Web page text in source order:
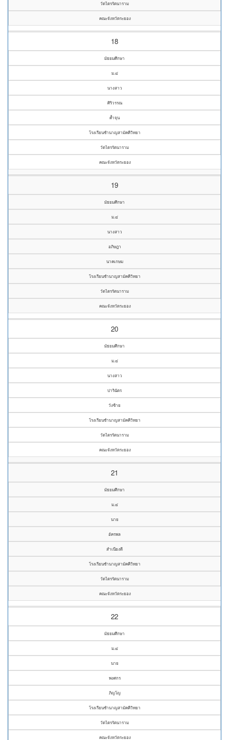
วัดไตรรัตนาราม
คณะจังหวัดระยอง
18
มัธยมศึกษา
ม.๔
นางสาว
ศิริวรรณ
ค้ำจุน
โรงเรียนชำนาญสามัคคีวิทยา
วัดไตรรัตนาราม
คณะจังหวัดระยอง
19
มัธยมศึกษา
ม.๔
นางสาว
อภิษฎา
นาคเกษม
โรงเรียนชำนาญสามัคคีวิทยา
วัดไตรรัตนาราม
คณะจังหวัดระยอง
20
มัธยมศึกษา
ม.๔
นางสาว
ปาริฉัตร
วังซ้าย
โรงเรียนชำนาญสามัคคีวิทยา
วัดไตรรัตนาราม
คณะจังหวัดระยอง
21
มัธยมศึกษา
ม.๔
นาย
อัครพล
สำเนียงดี
โรงเรียนชำนาญสามัคคีวิทยา
วัดไตรรัตนาราม
คณะจังหวัดระยอง
22
มัธยมศึกษา
ม.๔
นาย
พงศกร
ภิญโญ
โรงเรียนชำนาญสามัคคีวิทยา
วัดไตรรัตนาราม
คณะจังหวัดระยอง